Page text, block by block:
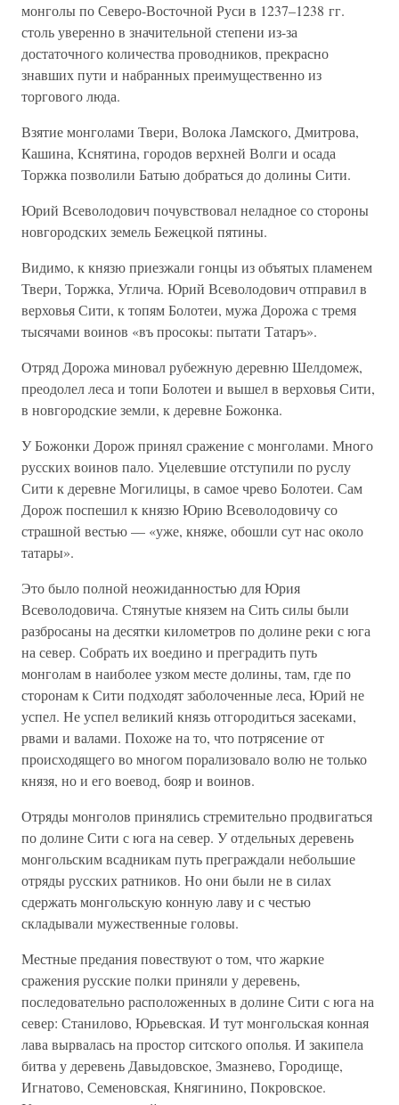
монголы по Северо-Восточной Руси в 1237–1238 гг.
столь уверенно в значительной степени из-за
достаточного количества проводников, прекрасно
знавших пути и набранных преимущественно из
торгового люда.
Взятие монголами Твери, Волока Ламского, Дмитрова,
Кашина, Кснятина, городов верхней Волги и осада
Торжка позволили Батыю добраться до долины Сити.
Юрий Всеволодович почувствовал неладное со стороны
новгородских земель Бежецкой пятины.
Видимо, к князю приезжали гонцы из объятых пламенем
Твери, Торжка, Углича. Юрий Всеволодович отправил в
верховья Сити, к топям Болотеи, мужа Дорожа с тремя
тысячами воинов «въ просокы: пытати Татаръ».
Отряд Дорожа миновал рубежную деревню Шелдомеж,
преодолел леса и топи Болотеи и вышел в верховья Сити,
в новгородские земли, к деревне Божонка.
У Божонки Дорож принял сражение с монголами. Много
русских воинов пало. Уцелевшие отступили по руслу
Сити к деревне Могилицы, в самое чрево Болотеи. Сам
Дорож поспешил к князю Юрию Всеволодовичу со
страшной вестью — «уже, княже, обошли сут нас около
татары».
Это было полной неожиданностью для Юрия
Всеволодовича. Стянутые князем на Сить силы были
разбросаны на десятки километров по долине реки с юга
на север. Собрать их воедино и преградить путь
монголам в наиболее узком месте долины, там, где по
сторонам к Сити подходят заболоченные леса, Юрий не
успел. Не успел великий князь отгородиться засеками,
рвами и валами. Похоже на то, что потрясение от
происходящего во многом порализовало волю не только
князя, но и его воевод, бояр и воинов.
Отряды монголов принялись стремительно продвигаться
по долине Сити с юга на север. У отдельных деревень
монгольским всадникам путь преграждали небольшие
отряды русских ратников. Но они были не в силах
сдержать монгольскую конную лаву и с честью
складывали мужественные головы.
Местные предания повествуют о том, что жаркие
сражения русские полки приняли у деревень,
последовательно расположенных в долине Сити с юга на
север: Станилово, Юрьевская. И тут монгольская конная
лава вырвалась на простор ситского ополья. И закипела
битва у деревень Давыдовское, Змазнево, Городище,
Игнатово, Семеновская, Княгинино, Покровское.